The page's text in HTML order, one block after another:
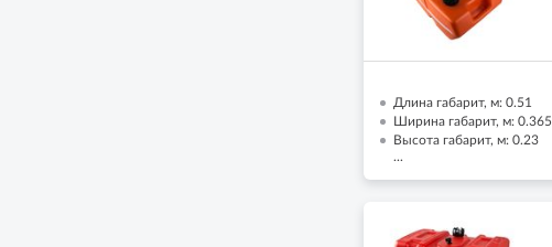
Длина габарит, м: 0.51
Ширина габарит, м: 0.365
Высота габарит, м: 0.23
...